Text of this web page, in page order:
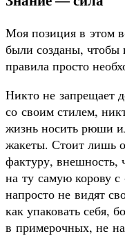
Моя позиция в этом
были созданы, чтобы
правила просто
Никто не запрещает
со своим стилем,
жизнь носить рюши
жакеты. Стоит лишь
фактуру, внешность,
на ту самую корову
напросто не видят
как упаковать себя,
в примерочных, не